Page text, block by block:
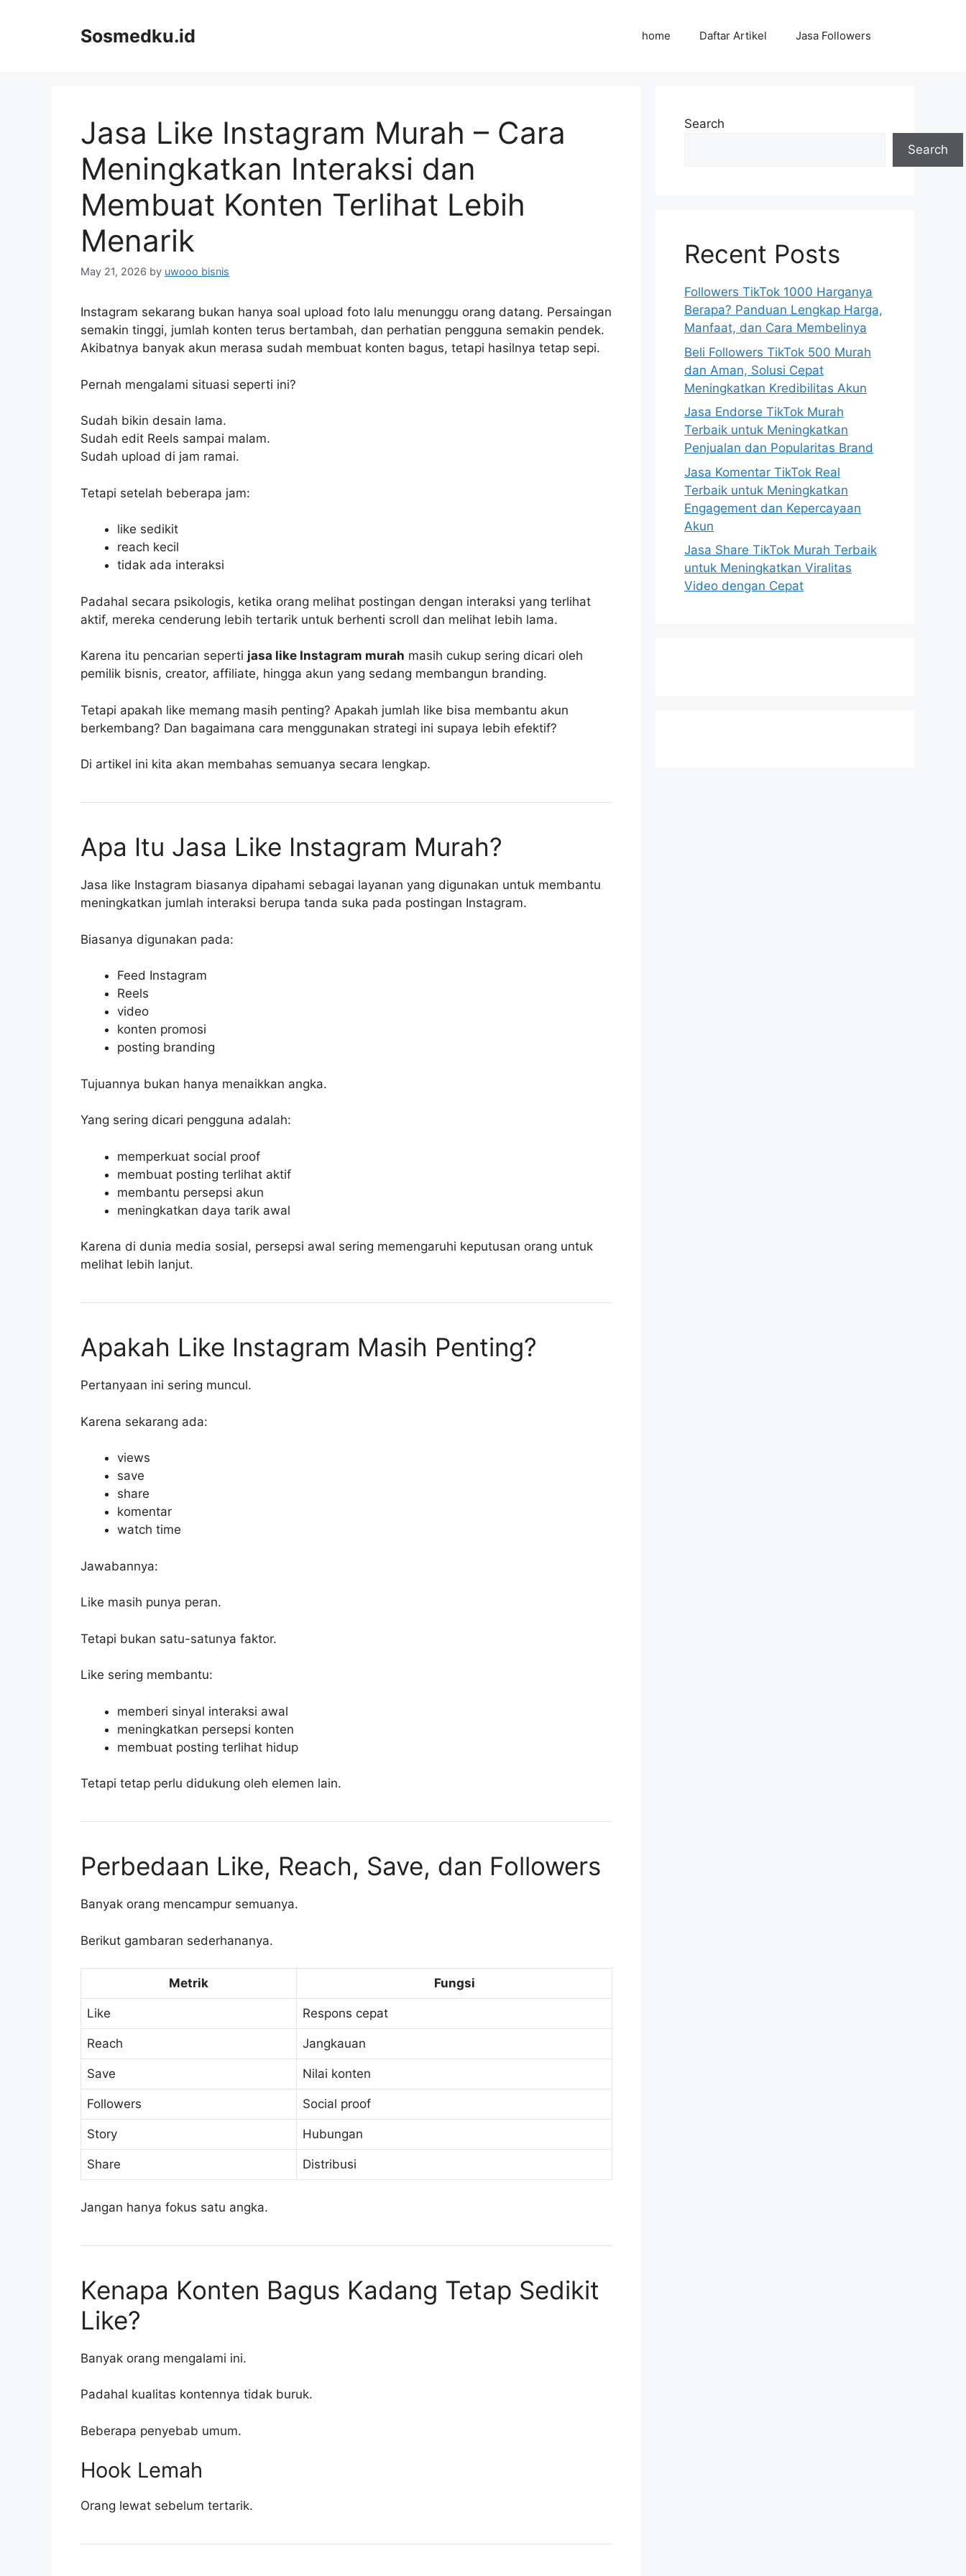
Sosmedku.id home Daftar Artikel Jasa Followers
Jasa Like Instagram Murah – Cara
Meningkatkan Interaksi dan
Membuat Konten Terlihat Lebih
Menarik
May 21, 2026 by uwooo bisnis
Instagram sekarang bukan hanya soal upload foto lalu menunggu orang datang. Persaingan
semakin tinggi, jumlah konten terus bertambah, dan perhatian pengguna semakin pendek.
Akibatnya banyak akun merasa sudah membuat konten bagus, tetapi hasilnya tetap sepi.
Pernah mengalami situasi seperti ini?
Sudah bikin desain lama.
Sudah edit Reels sampai malam.
Sudah upload di jam ramai.
Tetapi setelah beberapa jam:
like sedikit
reach kecil
tidak ada interaksi
Padahal secara psikologis, ketika orang melihat postingan dengan interaksi yang terlihat
aktif, mereka cenderung lebih tertarik untuk berhenti scroll dan melihat lebih lama.
Karena itu pencarian seperti jasa like Instagram murah masih cukup sering dicari oleh
pemilik bisnis, creator, affiliate, hingga akun yang sedang membangun branding.
Tetapi apakah like memang masih penting? Apakah jumlah like bisa membantu akun
berkembang? Dan bagaimana cara menggunakan strategi ini supaya lebih efektif?
Di artikel ini kita akan membahas semuanya secara lengkap.
Apa Itu Jasa Like Instagram Murah?
Jasa like Instagram biasanya dipahami sebagai layanan yang digunakan untuk membantu
meningkatkan jumlah interaksi berupa tanda suka pada postingan Instagram.
Biasanya digunakan pada:
Feed Instagram
Reels
video
konten promosi
posting branding
Tujuannya bukan hanya menaikkan angka.
Yang sering dicari pengguna adalah:
memperkuat social proof
membuat posting terlihat aktif
membantu persepsi akun
meningkatkan daya tarik awal
Karena di dunia media sosial, persepsi awal sering memengaruhi keputusan orang untuk
melihat lebih lanjut.
Apakah Like Instagram Masih Penting?
Pertanyaan ini sering muncul.
Karena sekarang ada:
views
save
share
komentar
watch time
Jawabannya:
Like masih punya peran.
Tetapi bukan satu-satunya faktor.
Like sering membantu:
memberi sinyal interaksi awal
meningkatkan persepsi konten
membuat posting terlihat hidup
Tetapi tetap perlu didukung oleh elemen lain.
Perbedaan Like, Reach, Save, dan Followers
Banyak orang mencampur semuanya.
Berikut gambaran sederhananya.
Metrik Fungsi
Like Respons cepat
Reach Jangkauan
Save Nilai konten
Followers Social proof
Story Hubungan
Share Distribusi
Jangan hanya fokus satu angka.
Kenapa Konten Bagus Kadang Tetap Sedikit
Like?
Banyak orang mengalami ini.
Padahal kualitas kontennya tidak buruk.
Beberapa penyebab umum.
Hook Lemah
Orang lewat sebelum tertarik.
Search
Search
Recent Posts
Followers TikTok 1000 Harganya
Berapa? Panduan Lengkap Harga,
Manfaat, dan Cara Membelinya
Beli Followers TikTok 500 Murah
dan Aman, Solusi Cepat
Meningkatkan Kredibilitas Akun
Jasa Endorse TikTok Murah
Terbaik untuk Meningkatkan
Penjualan dan Popularitas Brand
Jasa Komentar TikTok Real
Terbaik untuk Meningkatkan
Engagement dan Kepercayaan
Akun
Jasa Share TikTok Murah Terbaik
untuk Meningkatkan Viralitas
Video dengan Cepat